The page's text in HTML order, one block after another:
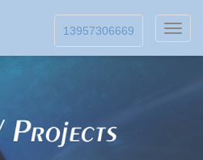
13957306669